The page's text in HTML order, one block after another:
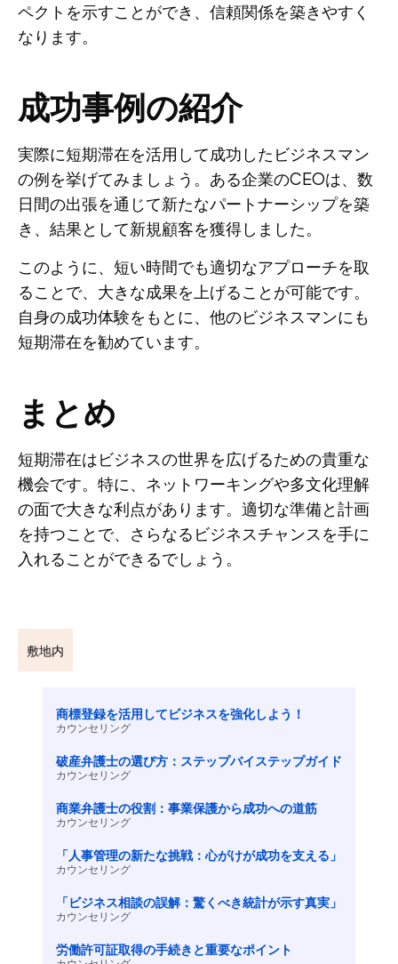
ペクトを示すことができ、信頼関係を築きやすく
なります。
成功事例の紹介
実際に短期滞在を活用して成功したビジネスマン
の例を挙げてみましょう。ある企業のCEOは、数
日間の出張を通じて新たなパートナーシップを築
き、結果として新規顧客を獲得しました。
このように、短い時間でも適切なアプローチを取
ることで、大きな成果を上げることが可能です。
自身の成功体験をもとに、他のビジネスマンにも
短期滞在を勧めています。
まとめ
短期滞在はビジネスの世界を広げるための貴重な
機会です。特に、ネットワーキングや多文化理解
の面で大きな利点があります。適切な準備と計画
を持つことで、さらなるビジネスチャンスを手に
入れることができるでしょう。
敷地内
商標登録を活用してビジネスを強化しよう！
カウンセリング
破産弁護士の選び方：ステップバイステップガイド
カウンセリング
商業弁護士の役割：事業保護から成功への道筋
カウンセリング
「人事管理の新たな挑戦：心がけが成功を支える」
カウンセリング
「ビジネス相談の誤解：驚くべき統計が示す真実」
カウンセリング
労働許可証取得の手続きと重要なポイント